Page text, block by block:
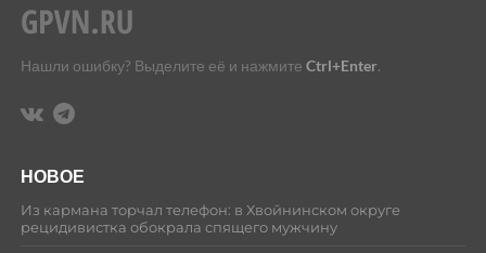
Нашли ошибку? Выделите её и нажмите Ctrl+Enter.
НОВОЕ
Из кармана торчал телефон: в Хвойнинском округе
рецидивистка обокрала спящего мужчину